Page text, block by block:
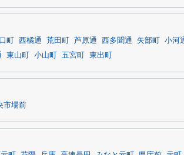
町 西橘通 荒田町 芦原通 西多聞通 矢部町 小河
東山町 小山町 五宮町 東出町
市場前